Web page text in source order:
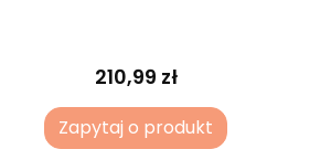
210,99 zł
Zapytaj o produkt